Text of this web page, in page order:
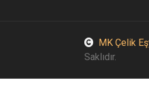
MK Çelik
Saklıdır.